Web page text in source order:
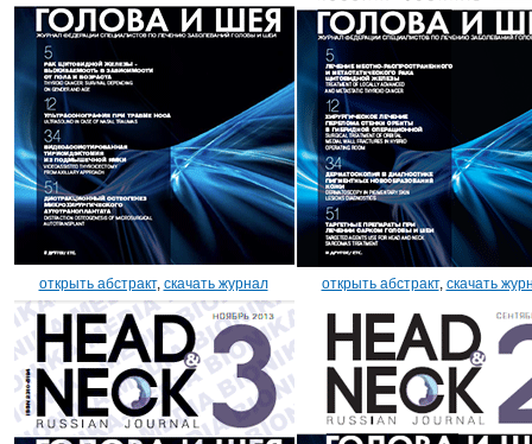
открыть абстракт, скачать журнал открыть абстракт, скачать